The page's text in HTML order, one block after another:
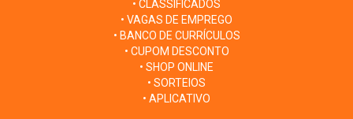
• CLASSIFICADOS
• VAGAS DE EMPREGO
• BANCO DE CURRÍCULOS
• CUPOM DESCONTO
• SHOP ONLINE
• SORTEIOS
• APLICATIVO